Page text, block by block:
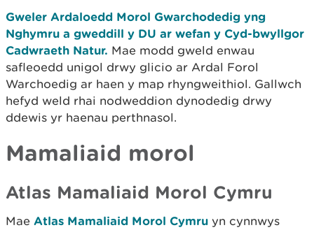
Gweler Ardaloedd Morol Gwarchodedig yng
Nghymru a gweddill y DU ar wefan y Cyd-bwyllgor
Cadwraeth Natur. Mae modd gweld enwau
safleoedd unigol drwy glicio ar Ardal Forol
Warchoedig ar haen y map rhyngweithiol. Gallwch
hefyd weld rhai nodweddion dynodedig drwy
ddewis yr haenau perthnasol.
Mamaliaid morol
Atlas Mamaliaid Morol Cymru
Mae Atlas Mamaliaid Morol Cymru yn cynnwys